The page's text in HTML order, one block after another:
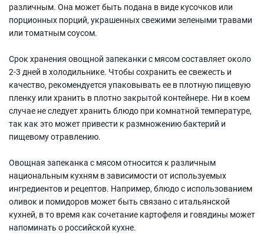
различным. Она может быть подана в виде кусочков или
порционных порций, украшенных свежими зелеными травами
или томатным соусом.
Срок хранения овощной запеканки с мясом составляет около
2-3 дней в холодильнике. Чтобы сохранить ее свежесть и
качество, рекомендуется упаковывать ее в плотную пищевую
пленку или хранить в плотно закрытой контейнере. Ни в коем
случае не следует хранить блюдо при комнатной температуре,
так как это может привести к размножению бактерий и
пищевому отравлению.
Овощная запеканка с мясом относится к различным
национальным кухням в зависимости от используемых
ингредиентов и рецептов. Например, блюдо с использованием
оливок и помидоров может быть связано с итальянской
кухней, в то время как сочетание картофеля и говядины может
напоминать о российской кухне.